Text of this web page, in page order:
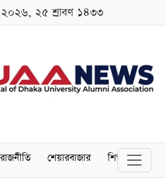
২০২৬, ২৫ শ্রাবণ ১৪৩৩
রাজনীতি শেয়ারবাজার শিক্ষা